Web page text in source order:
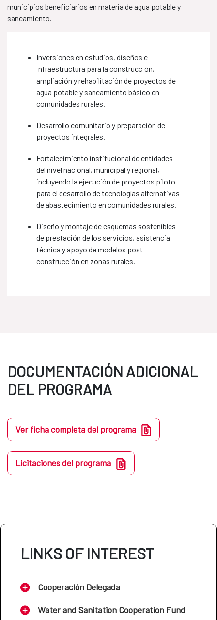
municipios beneficiarios en materia de agua potable y
saneamiento.
Inversiones en estudios, diseños e
infraestructura para la construcción,
ampliación y rehabilitación de proyectos de
agua potable y saneamiento básico en
comunidades rurales.
Desarrollo comunitario y preparación de
proyectos integrales.
Fortalecimiento institucional de entidades ​​
del nivel nacional, municipal y regional,
incluyendo la ejecución de proyectos piloto
para el desarrollo de tecnologías alternativas
de abastecimiento en comunidades rurales.
Diseño y montaje de esquemas sostenibles
de prestación de los servicios, asistencia
técnica y apoyo de modelos post
construcción en zonas rurales.
DOCUMENTACIÓN ADICIONAL
DEL PROGRAMA
Ver ficha completa del programa
Licitaciones del programa
LINKS OF INTEREST
Cooperación Delegada
Water and Sanitation Cooperation Fund